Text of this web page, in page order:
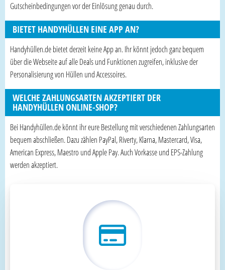
Gutscheinbedingungen vor der Einlösung genau durch.
BIETET HANDYHÜLLEN EINE APP AN?
Handyhüllen.de bietet derzeit keine App an. Ihr könnt jedoch ganz bequem
über die Webseite auf alle Deals und Funktionen zugreifen, inklusive der
Personalisierung von Hüllen und Accessoires.
WELCHE ZAHLUNGSARTEN AKZEPTIERT DER
HANDYHÜLLEN ONLINE-SHOP?
Bei Handyhüllen.de könnt ihr eure Bestellung mit verschiedenen Zahlungsarten
bequem abschließen. Dazu zählen PayPal, Riverty, Klarna, Mastercard, Visa,
American Express, Maestro und Apple Pay. Auch Vorkasse und EPS-Zahlung
werden akzeptiert.